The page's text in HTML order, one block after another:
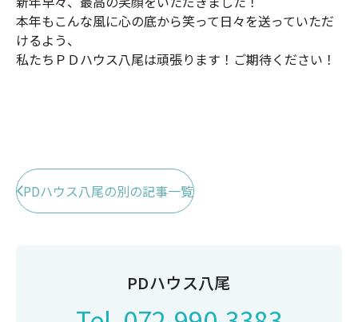
本年もこんな風に心の底から笑って日々を送っていただ
けるよう、
私たちＰＤハウス八尾は頑張ります！ご期待ください！
PDハウス八尾の別の記事一覧
PDハウス八尾